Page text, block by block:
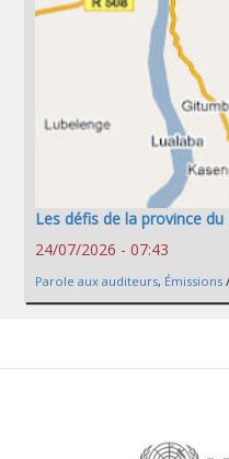
Les défis de la province
24/07/2026 - 07:43
Parole aux auditeurs, Émissions